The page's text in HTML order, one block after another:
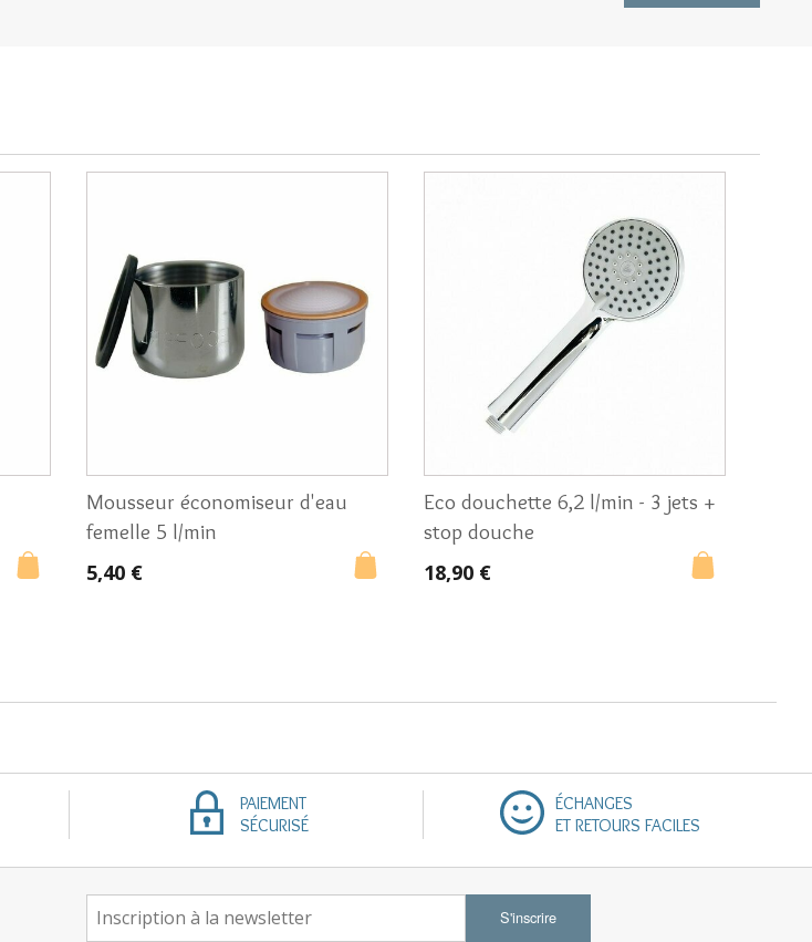
Mousseur économiseur d'eau
femelle 5 l/min
5,40 €
Eco douchette 6,2 l/min - 3 jets +
stop douche
18,90 €
PAIEMENT
SÉCURISÉ
ÉCHANGES
ET RETOURS FACILES
S'inscrire